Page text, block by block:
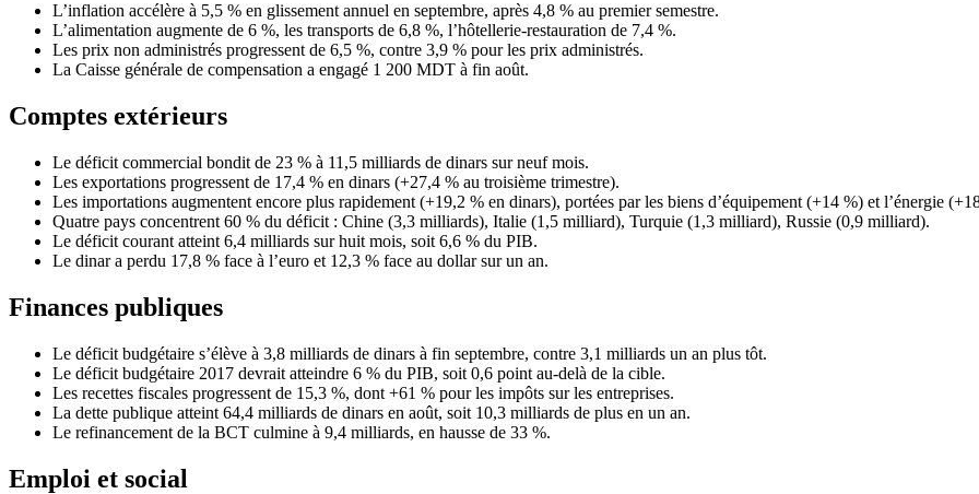
L’inflation accélère à 5,5 % en glissement annuel en septembre, après 4,8 % au premier semestre.
L’alimentation augmente de 6 %, les transports de 6,8 %, l’hôtellerie-restauration de 7,4 %.
Les prix non administrés progressent de 6,5 %, contre 3,9 % pour les prix administrés.
La Caisse générale de compensation a engagé 1 200 MDT à fin août.
Comptes extérieurs
Le déficit commercial bondit de 23 % à 11,5 milliards de dinars sur neuf mois.
Les exportations progressent de 17,4 % en dinars (+27,4 % au troisième trimestre).
Les importations augmentent encore plus rapidement (+19,2 % en dinars), portées par les biens d’équipement (+14 %) et l’énergie
Quatre pays concentrent 60 % du déficit : Chine (3,3 milliards), Italie (1,5 milliard), Turquie (1,3 milliard), Russie (0,9 milliard).
Le déficit courant atteint 6,4 milliards sur huit mois, soit 6,6 % du PIB.
Le dinar a perdu 17,8 % face à l’euro et 12,3 % face au dollar sur un an.
Finances publiques
Le déficit budgétaire s’élève à 3,8 milliards de dinars à fin septembre, contre 3,1 milliards un an plus tôt.
Le déficit budgétaire 2017 devrait atteindre 6 % du PIB, soit 0,6 point au-delà de la cible.
Les recettes fiscales progressent de 15,3 %, dont +61 % pour les impôts sur les entreprises.
La dette publique atteint 64,4 milliards de dinars en août, soit 10,3 milliards de plus en un an.
Le refinancement de la BCT culmine à 9,4 milliards, en hausse de 33 %.
Emploi et social